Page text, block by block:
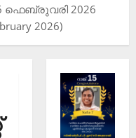
2026
2026)